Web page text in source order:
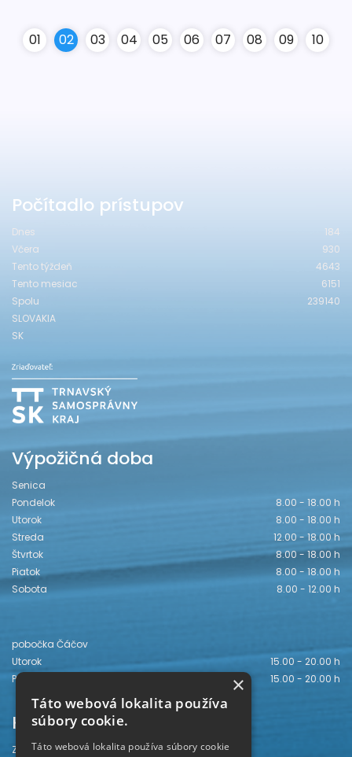
01 02 03 04 05 06 07 08 09 10
Počítadlo prístupov
Dnes
184
Včera
930
Tento týždeň
4643
Tento mesiac
6151
Spolu
239140
SLOVAKIA
SK
Výpožičná doba
Senica
Pondelok
8.00 - 18.00 h
Utorok
8.00 - 18.00 h
Streda
12.00 - 18.00 h
Štvrtok
8.00 - 18.00 h
Piatok
8.00 - 18.00 h
Sobota
8.00 - 12.00 h
pobočka Čáčov
Utorok
15.00 - 20.00 h
Piatok
15.00 - 20.00 h
Kontakt
Záhorská knižnica
×
Táto webová lokalita používa
súbory cookie.
Táto webová lokalita používa súbory cookie